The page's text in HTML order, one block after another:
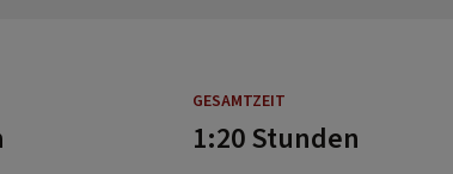
GESAMTZEIT
1:20 Stunden